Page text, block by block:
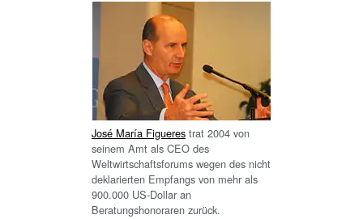
José María Figueres trat 2004 von
seinem Amt als CEO des
Weltwirtschaftsforums wegen des nicht
deklarierten Empfangs von mehr als
900.000 US-Dollar an
Beratungshonoraren zurück.